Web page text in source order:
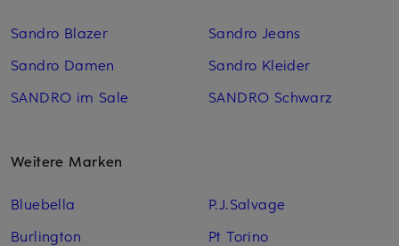
Sandro Blazer
Sandro Damen
SANDRO im Sale
Sandro Jeans
Sandro Kleider
SANDRO Schwarz
Weitere Marken
Bluebella
Burlington
P.J.Salvage
Pt Torino